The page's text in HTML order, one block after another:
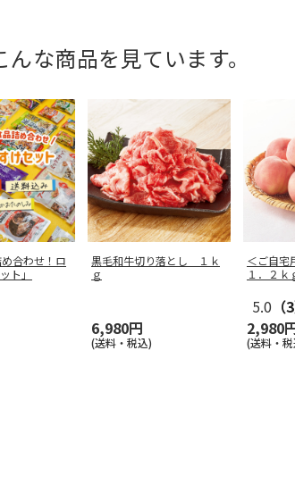
な商品を見ています。
め合わせ！ロ
ト」
黒毛和牛切り落とし １ｋ
ｇ
6,980円
(送料・税込)
＜ご自宅
１．２ｋ
5.0 （
2,980
(送料・